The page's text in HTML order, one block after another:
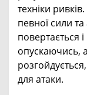
техніки
певної сили
повертається
опускаючись,
для атаки.